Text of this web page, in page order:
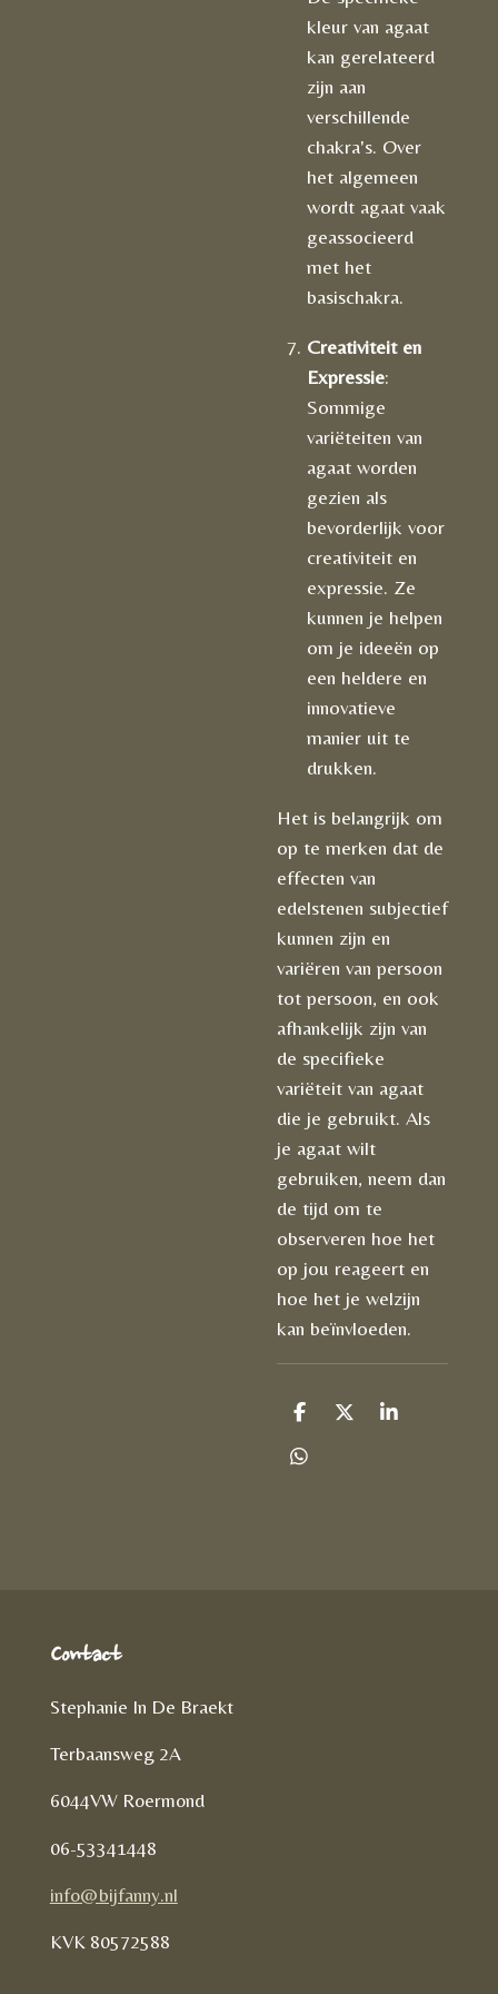
kleur van agaat
kan gerelateerd
zijn aan
verschillende
chakra's. Over
het algemeen
wordt agaat vaak
geassocieerd
met het
basischakra.
Creativiteit en
Expressie:
Sommige
variëteiten van
agaat worden
gezien als
bevorderlijk voor
creativiteit en
expressie. Ze
kunnen je helpen
om je ideeën op
een heldere en
innovatieve
manier uit te
drukken.
Het is belangrijk om
op te merken dat de
effecten van
edelstenen subjectief
kunnen zijn en
variëren van persoon
tot persoon, en ook
afhankelijk zijn van
de specifieke
variëteit van agaat
die je gebruikt. Als
je agaat wilt
gebruiken, neem dan
de tijd om te
observeren hoe het
op jou reageert en
hoe het je welzijn
kan beïnvloeden.
D
l
D
S
D
Contact
Stephanie In De Braekt
Terbaansweg 2A
6044VW Roermond
06-53341448
info@bijfanny.nl
KVK 80572588